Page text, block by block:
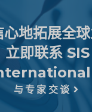
地拓展全球
立即联系 SIS
与专家交谈